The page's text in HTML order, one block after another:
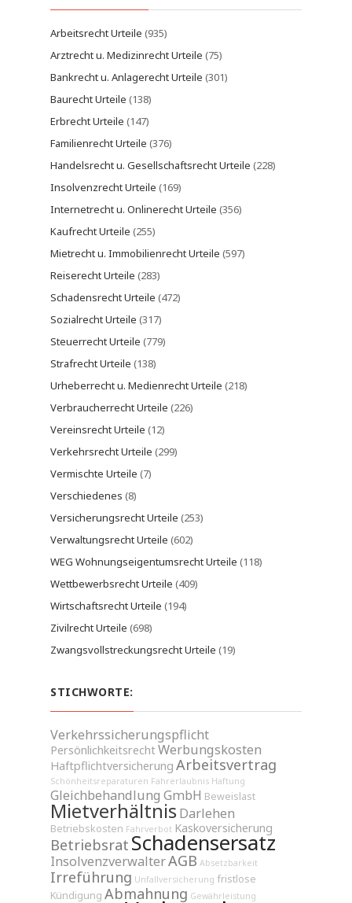
Arbeitsrecht Urteile (935)
Arztrecht u. Medizinrecht Urteile (75)
Bankrecht u. Anlagerecht Urteile (301)
Baurecht Urteile (138)
Erbrecht Urteile (147)
Familienrecht Urteile (376)
Handelsrecht u. Gesellschaftsrecht Urteile (228)
Insolvenzrecht Urteile (169)
Internetrecht u. Onlinerecht Urteile (356)
Kaufrecht Urteile (255)
Mietrecht u. Immobilienrecht Urteile (597)
Reiserecht Urteile (283)
Schadensrecht Urteile (472)
Sozialrecht Urteile (317)
Steuerrecht Urteile (779)
Strafrecht Urteile (138)
Urheberrecht u. Medienrecht Urteile (218)
Verbraucherrecht Urteile (226)
Vereinsrecht Urteile (12)
Verkehrsrecht Urteile (299)
Vermischte Urteile (7)
Verschiedenes (8)
Versicherungsrecht Urteile (253)
Verwaltungsrecht Urteile (602)
WEG Wohnungseigentumsrecht Urteile (118)
Wettbewerbsrecht Urteile (409)
Wirtschaftsrecht Urteile (194)
Zivilrecht Urteile (698)
Zwangsvollstreckungsrecht Urteile (19)
STICHWORTE:
Verkehrssicherungspflicht
Persönlichkeitsrecht Werbungskosten
Haftpflichtversicherung Arbeitsvertrag
Schönheitsreparaturen Fahrerlaubnis Haftung
Gleichbehandlung GmbH Beweislast
Mietverhältnis Darlehen
Betriebskosten Fahrverbot Kaskoversicherung
Betriebsrat Schadensersatz
InsolvenzverwalterAGB Absetzbarkeit
Irreführung Unfallversicherung fristlose
Kündigung Abmahnung Gewährleistung